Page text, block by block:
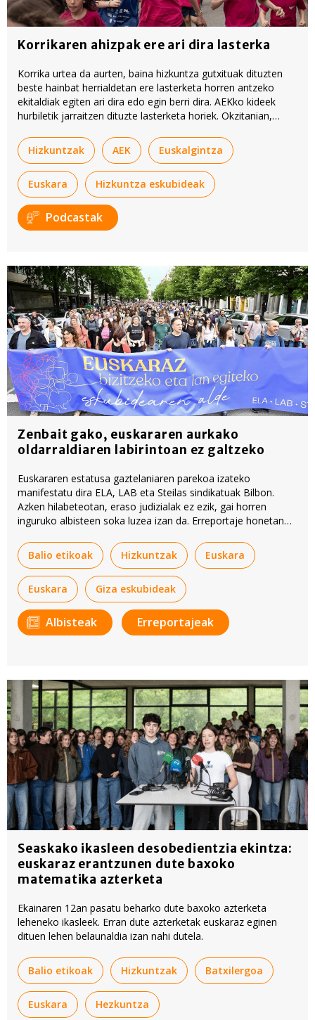
Korrikaren ahizpak ere ari dira lasterka
Korrika urtea da aurten, baina hizkuntza gutxituak dituzten
beste hainbat herrialdetan ere lasterketa horren antzeko
ekitaldiak egiten ari dira edo egin berri dira. AEKko kideek
hurbiletik jarraitzen dituzte lasterketa horiek. Okzitanian,
antzeko ekinaldiak.
Hizkuntzak AEK Euskalgintza
Euskara Hizkuntza eskubideak
Podcastak
Zenbait gako, euskararen aurkako
oldarraldiaren labirintoan ez galtzeko
Euskararen estatusa gaztelaniaren parekoa izateko
manifestatu dira ELA, LAB eta Steilas sindikatuak Bilbon.
Azken hilabeteotan, eraso judizialak ez ezik, gai horren
inguruko albisteen soka luzea izan da. Erreportaje honetan
den hobeto ulertu ahal izateko.
Balio etikoak Hizkuntzak Euskara
Euskara Giza eskubideak
Albisteak Erreportajeak
Seaskako ikasleen desobedientzia ekintza:
euskaraz erantzunen dute baxoko
matematika azterketa
Ekainaren 12an pasatu beharko dute baxoko azterketa
leheneko ikasleek. Erran dute azterketak euskaraz eginen
dituen lehen belaunaldia izan nahi dutela.
Balio etikoak Hizkuntzak Batxilergoa
Euskara Hezkuntza